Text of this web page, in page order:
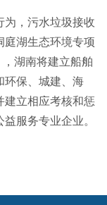
，污水垃圾接收
庭湖生态环境专项
湖南将建立船舶
环保、城建、海
建立相应考核和惩
服务专业企业。